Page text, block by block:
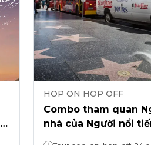
HOP ON HOP OFF
Combo tham quan
nhà của Người nổi